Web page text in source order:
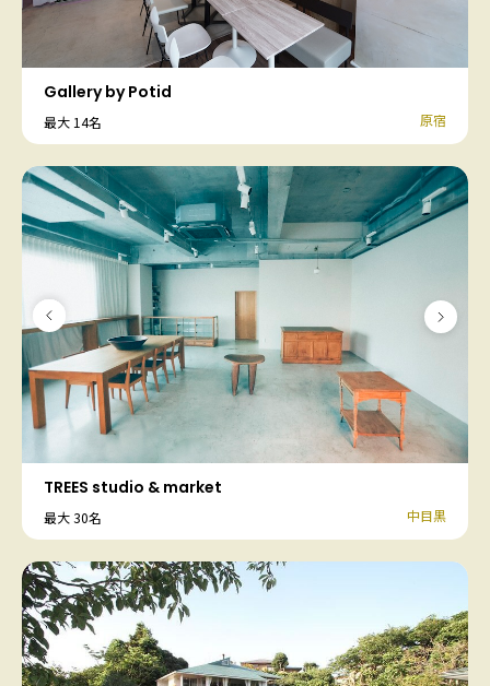
Gallery by Potid
最大 14名 原宿
TREES studio & market
最大 30名 中目黒